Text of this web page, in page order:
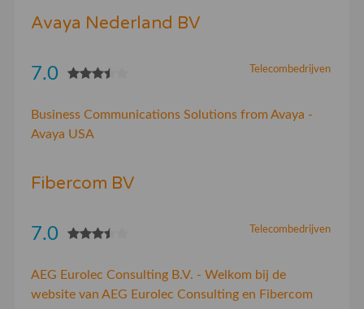
Avaya Nederland BV
Telecombedrijven
7.0
Business Communications Solutions from Avaya -
Avaya USA
Fibercom BV
Telecombedrijven
7.0
AEG Eurolec Consulting B.V. - Welkom bij de
website van AEG Eurolec Consulting en Fibercom